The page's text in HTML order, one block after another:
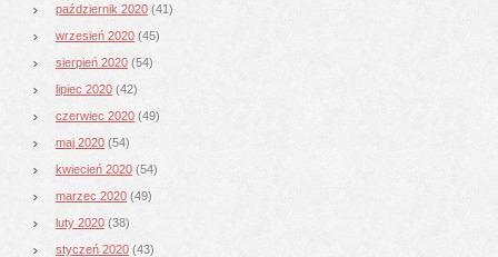
październik 2020 (41)
wrzesień 2020 (45)
sierpień 2020 (54)
lipiec 2020 (42)
czerwiec 2020 (49)
maj 2020 (54)
kwiecień 2020 (54)
marzec 2020 (49)
luty 2020 (38)
styczeń 2020 (43)